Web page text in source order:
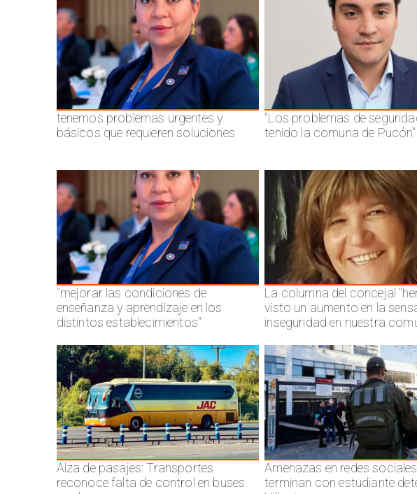
tenemos problemas urgentes y
básicos que requieren soluciones
"Los problemas de
tenido la comuna de Pucón"
"mejorar las condiciones de
enseñanza y aprendizaje en los
distintos establecimientos"
La columna del concejal
visto un aumento en la
inseguridad en nuestra
Alza de pasajes: Transportes
reconoce falta de control en buses
Amenazas en redes sociales
terminan con estudiante